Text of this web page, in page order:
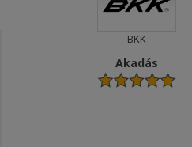
BKK
Akadás